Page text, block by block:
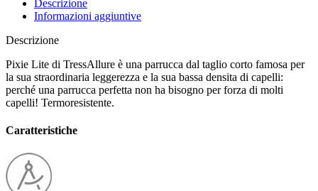
Descrizione
Informazioni aggiuntive
Descrizione
Pixie Lite di TressAllure è una parrucca dal taglio corto famosa per
la sua straordinaria leggerezza e la sua bassa densita di capelli:
perché una parrucca perfetta non ha bisogno per forza di molti
capelli! Termoresistente.
Caratteristiche